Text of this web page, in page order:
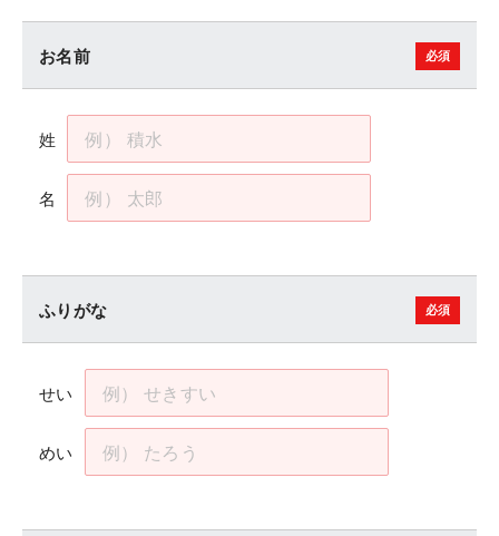
お名前
姓
名
ふりがな
せい
めい